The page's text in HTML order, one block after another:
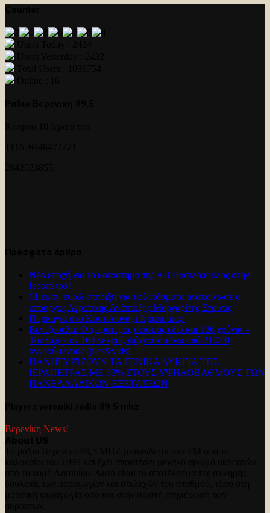
Νέα εποχή για το καταστημα της ΑΒ Βασιλόπουλος στην
Ιεράπετρα!
61 εκατ. ευρώ στήριξη για τα λιπάσματα ανακοίνωσε ο
υπουργός Αγροτικής Ανάπτυξης Μαργαρίτης Σχοινάς
Πυρκαγια στο Κουτσουναρι Ιεραπετρας.
Βενεζουέλα: Ο χειρότερος σεισμός εδώ και 126 χρόνια –
Τουλάχιστον 164 νεκροί, ψάχνουν πάνω από 21.000
αγνοούμενους (pics&vids)
ΠΑΝΗΓΥΡΊΖΟΥΝ ΤΑ ΓΕΝΙΚΑ ΛΥΚΕΙΑ ΤΗΣ
ΙΕΡΑΠΕΤΡΑΣ ΜΕ 33% ΣΤΟΥΣ ΥΨΗΛΟΒΑΘΜΟΥΣ ΤΩΝ
ΠΑΝΕΛΛΑΔΙΚΩΝ ΕΞΕΤΑΣΕΩΝ
Βερενίκη News!